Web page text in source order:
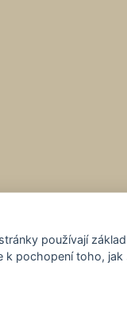
používají
pochopení toho,